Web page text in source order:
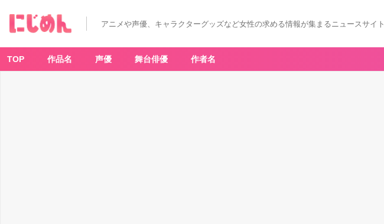
アニメや声優、キャラクターグッズなど女性の求める情報が集まるニュースサイト
TOP 作品名 声優 舞台俳優 作者名